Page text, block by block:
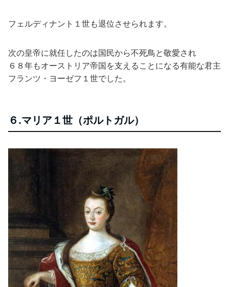
フェルディナント１世も退位させられます。
次の皇帝に就任したのは国民から不死鳥と敬愛され
６８年もオーストリア帝国を支えることになる有能な君主
フランツ・ヨーゼフ１世でした。
６.マリア１世（ポルトガル）